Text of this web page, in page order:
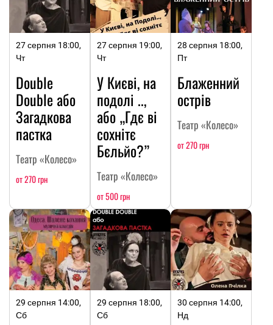
27 серпня 18:00,
Чт
Double
Double або
Загадкова
пастка
Театр «Колесо»
от 270 грн
27 серпня 19:00,
Чт
У Києві, на
подолі ..,
або „Гдє ві
сохнітє
Бєльйо?”
Театр «Колесо»
от 500 грн
28 серпня 18:00,
Пт
Блаженний
острів
Театр «Колесо»
от 270 грн
29 серпня 14:00,
Сб
29 серпня 18:00,
Сб
30 серпня 14:00,
Нд